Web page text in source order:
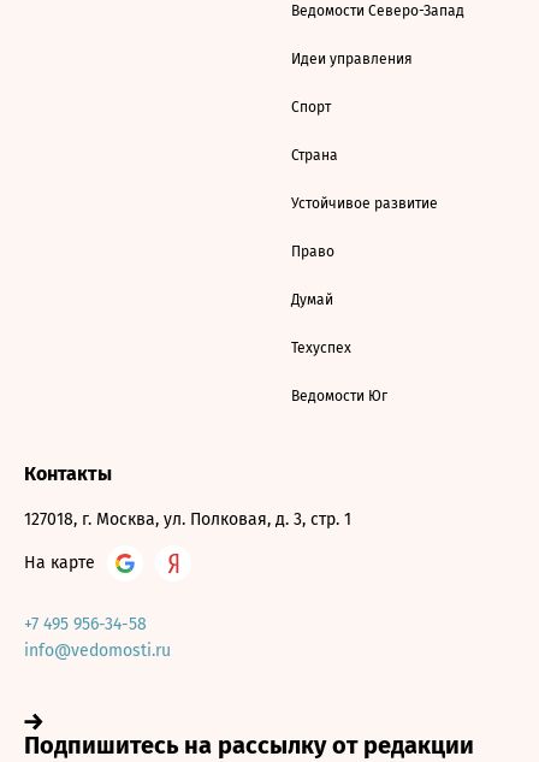
Ведомости Северо-Запад
Идеи управления
Спорт
Страна
Устойчивое развитие
Право
Думай
Техуспех
Ведомости Юг
Контакты
127018, г. Москва, ул. Полковая, д. 3, стр. 1
На карте
+7 495 956-34-58
info@vedomosti.ru